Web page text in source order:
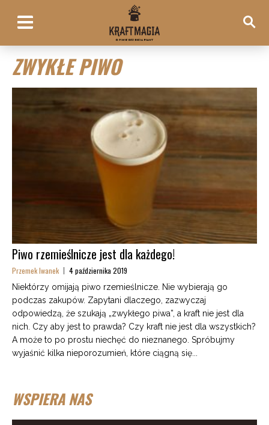
ZWYKŁE PIWO
Piwo rzemieślnicze jest dla każdego!
Przemek Iwanek 4 października 2019
Niektórzy omijają piwo rzemieślnicze. Nie wybierają go
podczas zakupów. Zapytani dlaczego, zazwyczaj
odpowiedzą, że szukają „zwykłego piwa”, a kraft nie jest dla
nich. Czy aby jest to prawda? Czy kraft nie jest dla wszystkich?
A może to po prostu niechęć do nieznanego. Spróbujmy
wyjaśnić kilka nieporozumień, które ciągną się...
WSPIERA NAS